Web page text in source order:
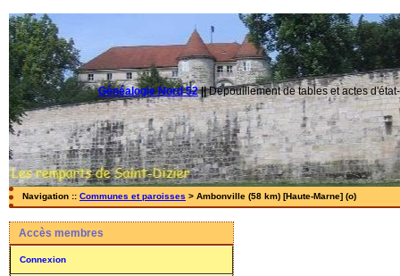
Généalogie Nord 52||Dépouillement de tables et actes
Navigation :: Communes et paroisses > Ambonville (58 km) [Haute-Marne] (o)
Accès membres
Connexion